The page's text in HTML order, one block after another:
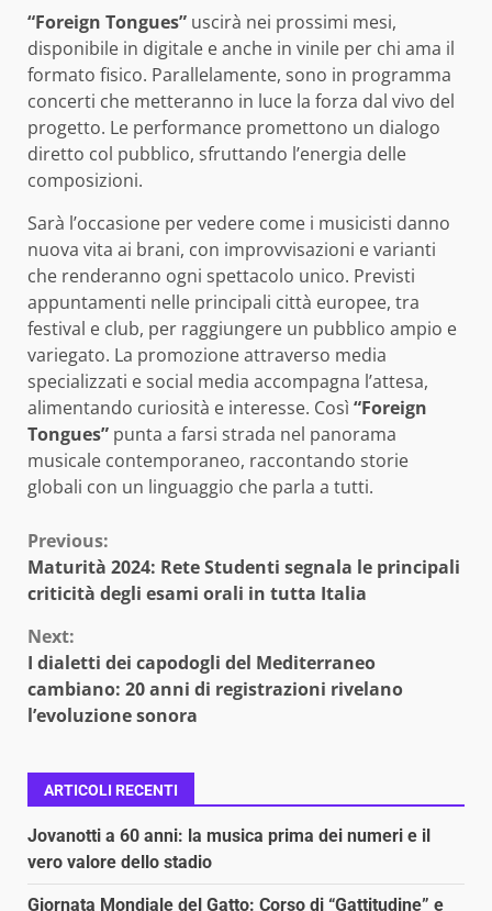
“Foreign Tongues” uscirà nei prossimi mesi,
disponibile in digitale e anche in vinile per chi ama il
formato fisico. Parallelamente, sono in programma
concerti che metteranno in luce la forza dal vivo del
progetto. Le performance promettono un dialogo
diretto col pubblico, sfruttando l’energia delle
composizioni.
Sarà l’occasione per vedere come i musicisti danno
nuova vita ai brani, con improvvisazioni e varianti
che renderanno ogni spettacolo unico. Previsti
appuntamenti nelle principali città europee, tra
festival e club, per raggiungere un pubblico ampio e
variegato. La promozione attraverso media
specializzati e social media accompagna l’attesa,
alimentando curiosità e interesse. Così “Foreign
Tongues” punta a farsi strada nel panorama
musicale contemporaneo, raccontando storie
globali con un linguaggio che parla a tutti.
Continue
Reading
Previous:
Maturità 2024: Rete Studenti segnala le principali
criticità degli esami orali in tutta Italia
Next:
I dialetti dei capodogli del Mediterraneo
cambiano: 20 anni di registrazioni rivelano
l’evoluzione sonora
ARTICOLI RECENTI
Jovanotti a 60 anni: la musica prima dei numeri e il
vero valore dello stadio
Giornata Mondiale del Gatto: Corso di “Gattitudine” e